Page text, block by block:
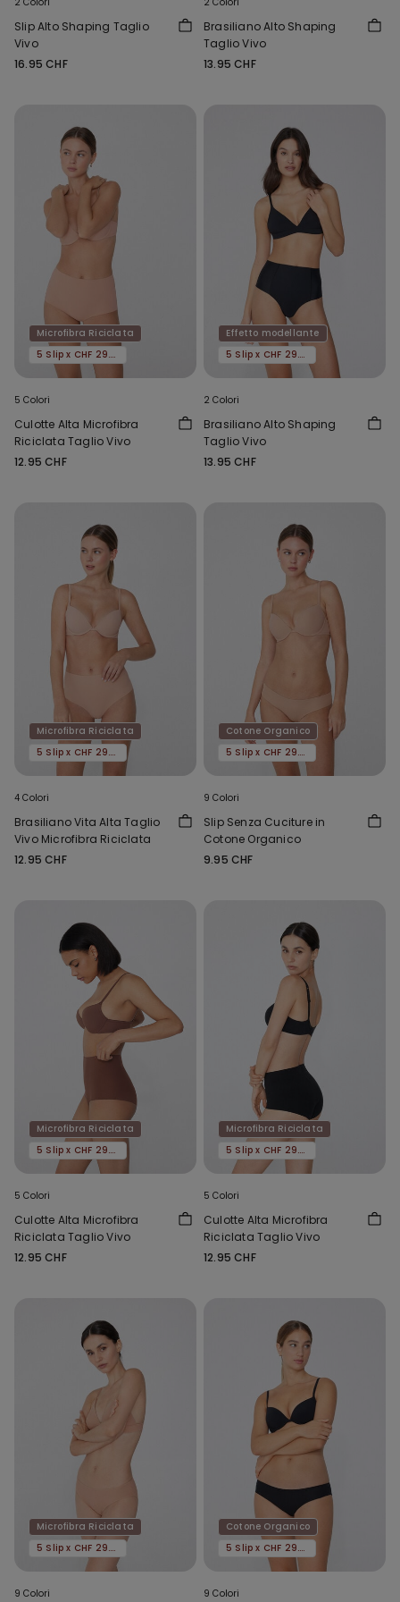
Slip Alto Shaping Taglio
Vivo
16.95 CHF
Brasiliano Alto Shaping
Taglio Vivo
13.95 CHF
Microfibra Riciclata
5 Slip x CHF 29.90
5 Colori
Culotte Alta Microfibra
Riciclata Taglio Vivo
12.95 CHF
Effetto modellante
5 Slip x CHF 29.90
2 Colori
Brasiliano Alto Shaping
Taglio Vivo
13.95 CHF
Microfibra Riciclata
5 Slip x CHF 29.90
4 Colori
Brasiliano Vita Alta Taglio
Vivo Microfibra Riciclata
12.95 CHF
Cotone Organico
5 Slip x CHF 29.90
9 Colori
Slip Senza Cuciture in
Cotone Organico
9.95 CHF
Microfibra Riciclata
5 Slip x CHF 29.90
5 Colori
Culotte Alta Microfibra
Riciclata Taglio Vivo
12.95 CHF
Microfibra Riciclata
5 Slip x CHF 29.90
5 Colori
Culotte Alta Microfibra
Riciclata Taglio Vivo
12.95 CHF
Microfibra Riciclata
5 Slip x CHF 29.90
9 Colori
Cotone Organico
5 Slip x CHF 29.90
9 Colori